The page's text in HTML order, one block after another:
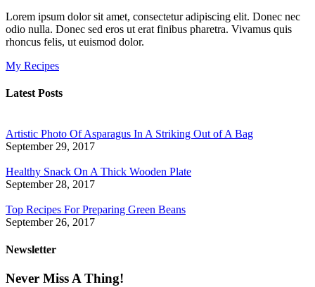
Lorem ipsum dolor sit amet, consectetur adipiscing elit. Donec nec
odio nulla. Donec sed eros ut erat finibus pharetra. Vivamus quis
rhoncus felis, ut euismod dolor.
My Recipes
Latest Posts
Artistic Photo Of Asparagus In A Striking Out of A Bag
September 29, 2017
Healthy Snack On A Thick Wooden Plate
September 28, 2017
Top Recipes For Preparing Green Beans
September 26, 2017
Newsletter
Never Miss A Thing!